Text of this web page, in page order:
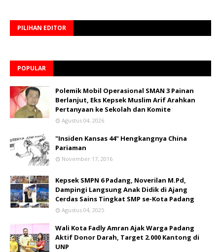
PILIHAN EDITOR
POPULAR
Polemik Mobil Operasional SMAN 3 Painan
Berlanjut, Eks Kepsek Muslim Arif Arahkan
Pertanyaan ke Sekolah dan Komite
Agustus 04, 2026
"Insiden Kansas 44" Hengkangnya China
Pariaman
November 17, 2016
Kepsek SMPN 6 Padang, Noverilan M.Pd,
Dampingi Langsung Anak Didik di Ajang
Cerdas Sains Tingkat SMP se-Kota Padang
Agustus 04, 2025
Wali Kota Fadly Amran Ajak Warga Padang
Aktif Donor Darah, Target 2.000 Kantong di
UNP